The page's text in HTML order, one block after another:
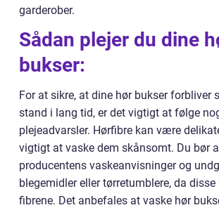
garderober.
Sådan plejer du dine
bukser:
For at sikre, at dine hør bukser forbliver
stand i lang tid, er det vigtigt at følge
plejeadvarsler. Hørfibre kan være
vigtigt at vaske dem skånsomt. Du bør
producentens vaskeanvisninger og
blegemidler eller tørretumblere, da
fibrene. Det anbefales at vaske hør